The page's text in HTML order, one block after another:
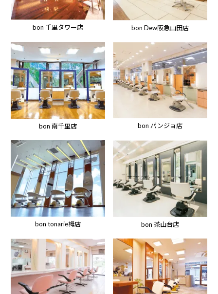
bon 千里タワー店 bon Dew阪急山田店
bon 南千里店 bon パンジョ店
bon tonarie栂店 bon 茶山台店